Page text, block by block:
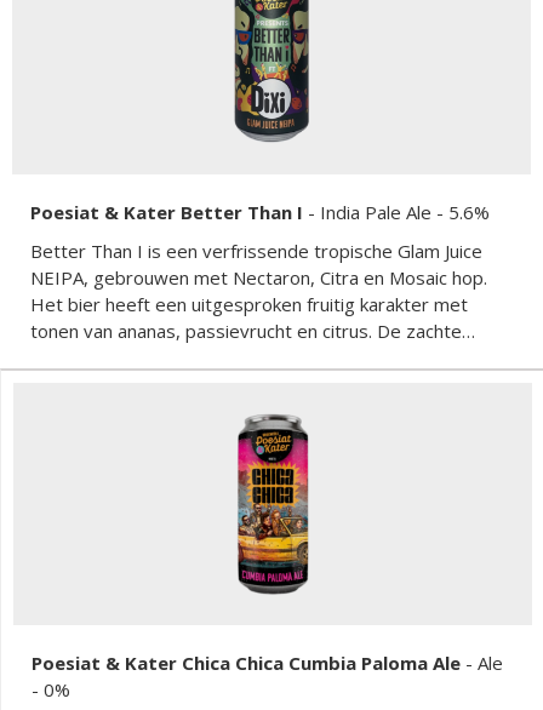
Poesiat & Kater Better Than I - India Pale Ale - 5.6%
Better Than I is een verfrissende tropische Glam Juice
NEIPA, gebrouwen met Nectaron, Citra en Mosaic hop.
Het bier heeft een uitgesproken fruitig karakter met
tonen van ananas, passievrucht en citrus. De zachte
goed naar voren, wat zorgt voor een heerlijke
Poesiat & Kater Chica Chica Cumbia Paloma Ale - Ale
- 0%